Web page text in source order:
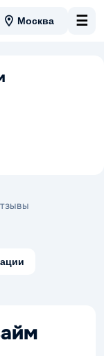
Москва ☰